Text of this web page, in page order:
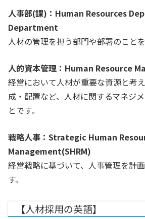
人事部(課)：Human Resources
Department
人材の管理を担う部門や部署のことを
人的資本管理：Human Resource
経営において人材が重要な資源と考
成・配置など、人材に関するマネジ
とです。
戦略人事：Strategic Human
Management(SHRM)
経営戦略に基づいて、人事管理を計
す。
【人材採用の英語】